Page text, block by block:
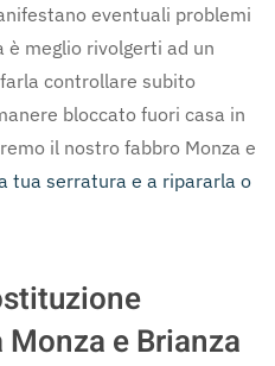
eventuali problemi
meglio rivolgerti ad un
controllare subito
bloccato fuori casa in
il nostro fabbro Monza e
tua serratura e a ripararla o
e Brianza